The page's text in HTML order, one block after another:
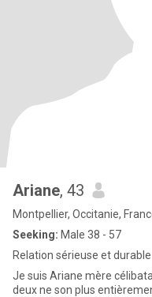
Ariane, 43
Montpellier, Occitanie,
Seeking: Male 38 - 57
Relation sérieuse et durable
Je suis Ariane mère célibataire vivant au Cameroun j ai 3 enfants
deux ne son plus